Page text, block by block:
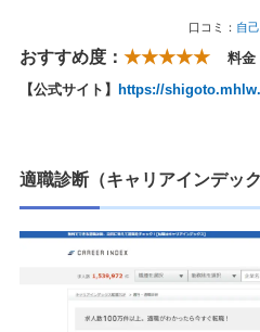
口コミ： 自
おすすめ度： ★★★★★
料
【公式サイト】
https://
適職診断（キャリアインデック